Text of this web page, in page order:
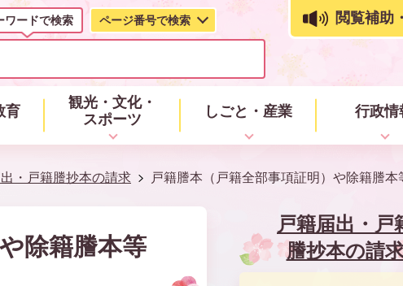
ワードで検索 ページ番号で検索 閲覧補助
育
観光・文化・
スポーツ
しごと・産業 行政情
・戸籍謄抄本の請求 戸籍謄本（戸籍全部事項証明）や除籍謄本
除籍謄本等
戸籍届出・戸
謄抄本の請